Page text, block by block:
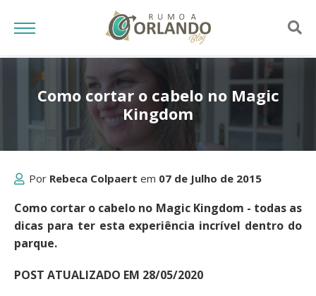
Como cortar o cabelo no Magic
Kingdom
Por Rebeca Colpaert em 07 de Julho de 2015
Como cortar o cabelo no Magic Kingdom - todas as
dicas para ter esta experiência incrível dentro do
parque.
POST ATUALIZADO EM 28/05/2020